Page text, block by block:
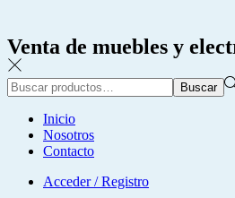
Venta de muebles y
Búsqueda
para:>
Buscar
Inicio
Nosotros
Contacto
Acceder / Registro